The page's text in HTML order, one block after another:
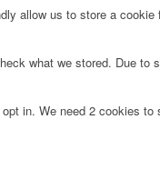
allow us to store a
what we stored. Due
in. We need 2 cookies